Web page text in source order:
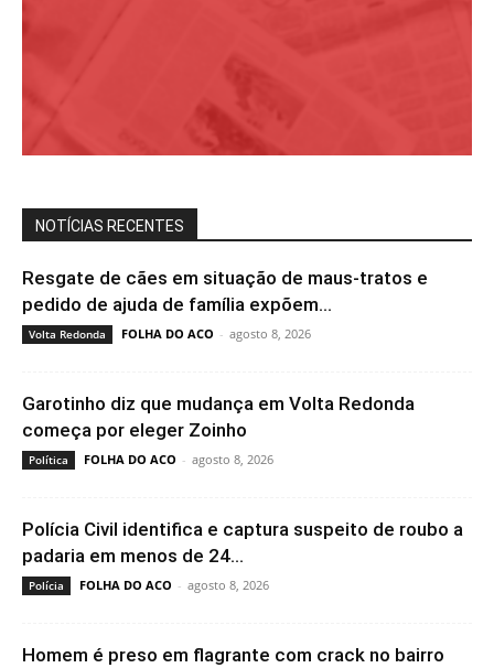
NOTÍCIAS RECENTES
Resgate de cães em situação de maus-tratos e
pedido de ajuda de família expõem...
Volta Redonda FOLHA DO ACO - agosto 8, 2026
Garotinho diz que mudança em Volta Redonda
começa por eleger Zoinho
Política FOLHA DO ACO - agosto 8, 2026
Polícia Civil identifica e captura suspeito de roubo a
padaria em menos de 24...
Polícia FOLHA DO ACO - agosto 8, 2026
Homem é preso em flagrante com crack no bairro